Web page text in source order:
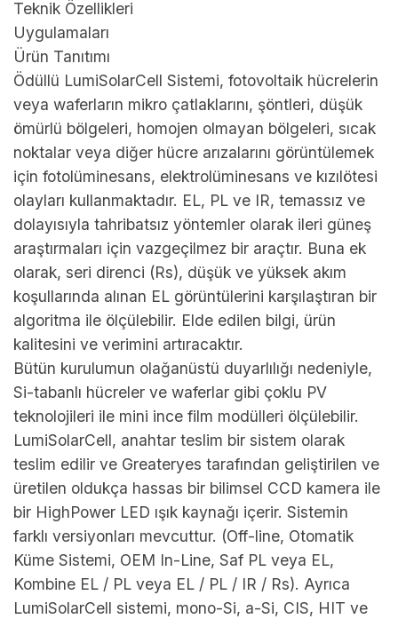
Teknik Özellikleri
Uygulamaları
Ürün Tanıtımı
Ödüllü LumiSolarCell Sistemi, fotovoltaik hücrelerin
veya waferların mikro çatlaklarını, şöntleri, düşük
ömürlü bölgeleri, homojen olmayan bölgeleri, sıcak
noktalar veya diğer hücre arızalarını görüntülemek
için fotolüminesans, elektrolüminesans ve kızılötesi
olayları kullanmaktadır. EL, PL ve IR, temassız ve
dolayısıyla tahribatsız yöntemler olarak ileri güneş
araştırmaları için vazgeçilmez bir araçtır. Buna ek
olarak, seri direnci (Rs), düşük ve yüksek akım
koşullarında alınan EL görüntülerini karşılaştıran bir
algoritma ile ölçülebilir. Elde edilen bilgi, ürün
kalitesini ve verimini artıracaktır.
Bütün kurulumun olağanüstü duyarlılığı nedeniyle,
Si-tabanlı hücreler ve waferlar gibi çoklu PV
teknolojileri ile mini ince film modülleri ölçülebilir.
LumiSolarCell, anahtar teslim bir sistem olarak
teslim edilir ve Greateryes tarafından geliştirilen ve
üretilen oldukça hassas bir bilimsel CCD kamera ile
bir HighPower LED ışık kaynağı içerir. Sistemin
farklı versiyonları mevcuttur. (Off-line, Otomatik
Küme Sistemi, OEM In-Line, Saf PL veya EL,
Kombine EL / PL veya EL / PL / IR / Rs). Ayrıca
LumiSolarCell sistemi, mono-Si, a-Si, CIS, HIT ve